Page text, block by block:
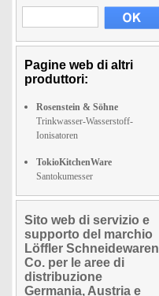
Pagine web di altri
produttori:
Rosenstein & Söhne
Trinkwasser-Wasserstoff-
Ionisatoren
TokioKitchenWare
Santokumesser
Sito web di servizio e
supporto del marchio
Löffler Schneidewaren
Co. per le aree di
distribuzione
Germania, Austria e